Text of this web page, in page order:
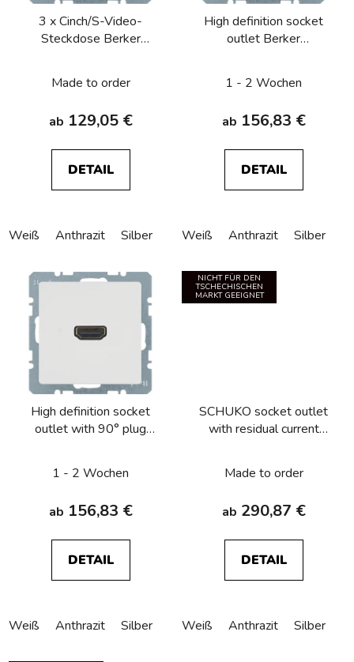
3 x Cinch/S-Video-
Steckdose Berker
Made to order
ab 129,05 €
DETAIL
Weiß Anthrazit Silber
High definition socket
outlet Berker
1 - 2 Wochen
ab 156,83 €
DETAIL
Weiß Anthrazit Silber
High definition socket
outlet with 90° plug
Q.1/Q.3/Q.7/Q.9
1 - 2 Wochen
ab 156,83 €
DETAIL
Weiß Anthrazit Silber
NICHT FÜR DEN
TSCHECHISCHEN
MARKT GEEIGNET
SCHUKO socket outlet
with residual current
Q.1/Q.3/Q.7/Q.9
Made to order
ab 290,87 €
DETAIL
Weiß Anthrazit Silber